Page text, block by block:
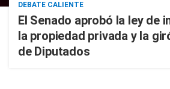
DEBATE CALIENTE
El Senado aprobó la ley de
la propiedad privada y la
de Diputados